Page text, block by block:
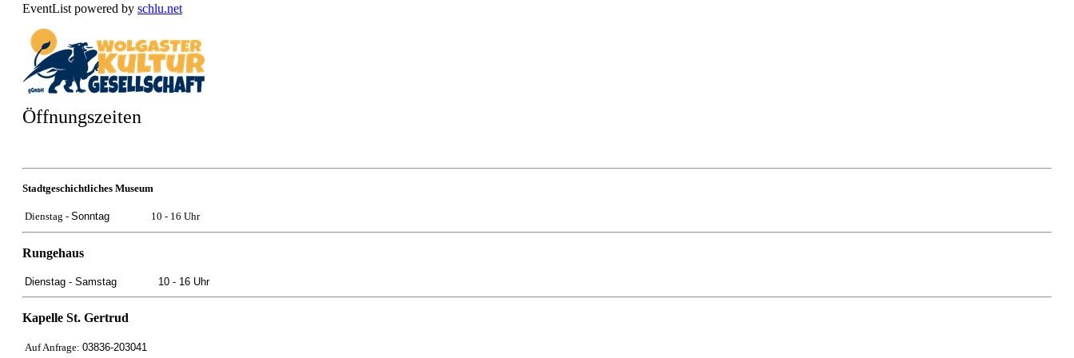
EventList powered by schlu.net
Öffnungszeiten
Stadtgeschichtliches Museum
Dienstag - Sonntag 10 - 16 Uhr
Rungehaus
Dienstag - Samstag 10 - 16 Uhr
Kapelle St. Gertrud
Auf Anfrage: 03836-203041